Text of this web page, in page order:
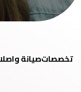
تخصصاتصيانة